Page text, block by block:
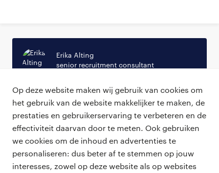
Op deze website maken wij gebruik van cookies om
het gebruik van de website makkelijker te maken, de
prestaties en gebruikerservaring te verbeteren en de
effectiviteit daarvan door te meten. Ook gebruiken
we cookies om de inhoud en advertenties te
personaliseren: dus beter af te stemmen op jouw
interesses, zowel op deze website als op websites
Erika Alting
senior recruitment consultant
erika.alting@bmc.nl
06-57933248
professionals